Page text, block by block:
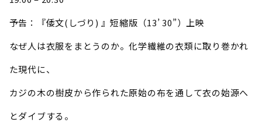
予告：『倭文(しづり) 』短縮版（13’ 30”）上映
なぜ人は衣服をまとうのか。化学繊維の衣類に取り巻かれ
た現代に、
カジの木の樹皮から作られた原始の布を通して衣の始源へ
とダイブする。